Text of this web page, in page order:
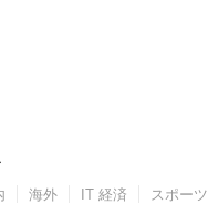
海外 IT 経済 スポーツ